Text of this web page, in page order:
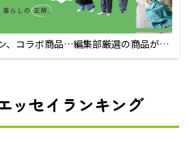
、コラボ商品…編集部厳選の商品が買
ッセイランキング